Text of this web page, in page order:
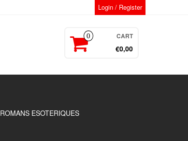
Login / Register
0 CART
€0,00
ROMANS ESOTERIQUES